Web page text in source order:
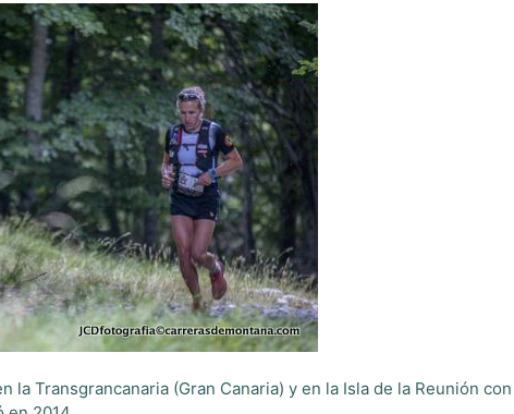
Transgrancanaria (Gran Canaria) y en la Isla de la Reunión